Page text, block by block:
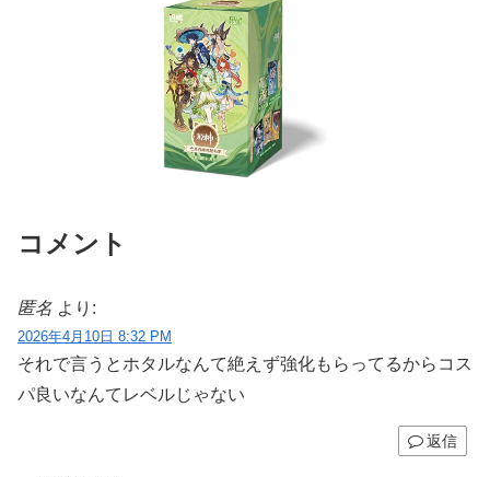
コメント
匿名 より:
2026年4月10日 8:32 PM
それで言うとホタルなんて絶えず強化もらってるからコス
パ良いなんてレベルじゃない
返信